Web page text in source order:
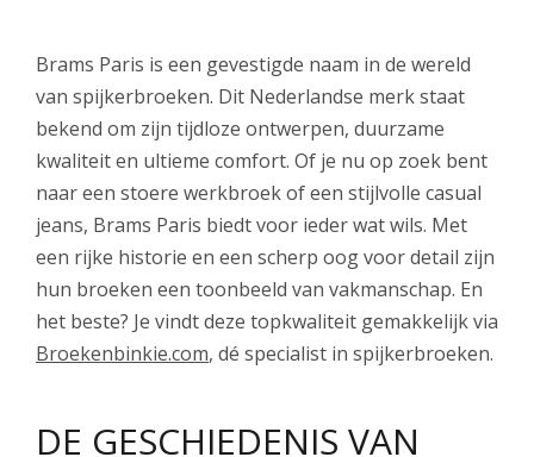
Brams Paris is een gevestigde naam in de wereld
van spijkerbroeken. Dit Nederlandse merk staat
bekend om zijn tijdloze ontwerpen, duurzame
kwaliteit en ultieme comfort. Of je nu op zoek bent
naar een stoere werkbroek of een stijlvolle casual
jeans, Brams Paris biedt voor ieder wat wils. Met
een rijke historie en een scherp oog voor detail zijn
hun broeken een toonbeeld van vakmanschap. En
het beste? Je vindt deze topkwaliteit gemakkelijk via
Broekenbinkie.com, dé specialist in spijkerbroeken.
DE GESCHIEDENIS VAN